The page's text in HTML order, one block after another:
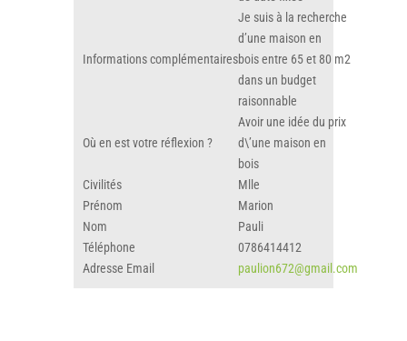
Informations complémentaires
Je suis à la recherche
d’une maison en
bois entre 65 et 80 m2
dans un budget
raisonnable
Où en est votre réflexion ?
Avoir une idée du prix
d\’une maison en
bois
Civilités
Mlle
Prénom
Marion
Nom
Pauli
Téléphone
0786414412
Adresse Email
paulion672@gmail.com